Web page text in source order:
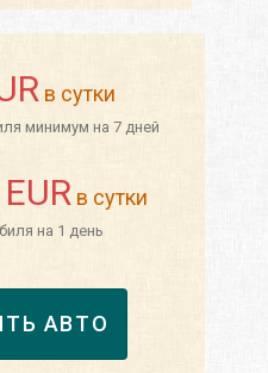
в сутки
минимум на 7 дней
EUR в сутки
на 1 день
АВТО